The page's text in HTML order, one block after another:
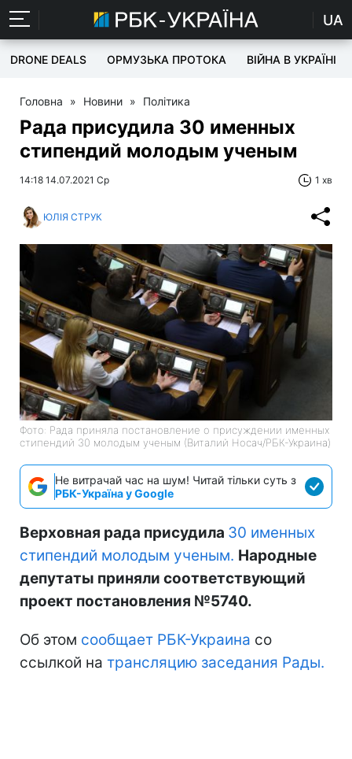
UA
DRONE DEALS ОРМУЗЬКА ПРОТОКА ВІЙНА В УКРАЇНІ
Головна » Новини » Політика
Рада присудила 30 именных
стипендий молодым ученым
14:18 14.07.2021 Ср 1 хв
ЮЛІЯ СТРУК
Фото: Рада приняла постановление о присуждении именных
стипендий 30 молодым ученым (Виталий Носач/РБК-Украина)
Не витрачай час на шум! Читай тільки суть з
РБК-Україна у Google
Верховная рада присудила 30 именных
стипендий молодым ученым. Народные
депутаты приняли соответствующий
проект постановления №5740.
Об этом сообщает РБК-Украина со
ссылкой на трансляцию заседания Рады.